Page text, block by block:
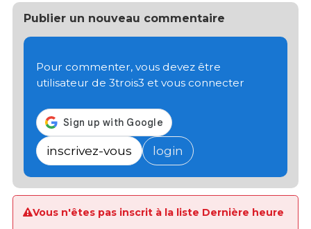
Publier un nouveau commentaire
Pour commenter, vous devez être
utilisateur de 3trois3 et vous connecter
inscrivez-vous login
Vous n'êtes pas inscrit à la liste Dernière heure